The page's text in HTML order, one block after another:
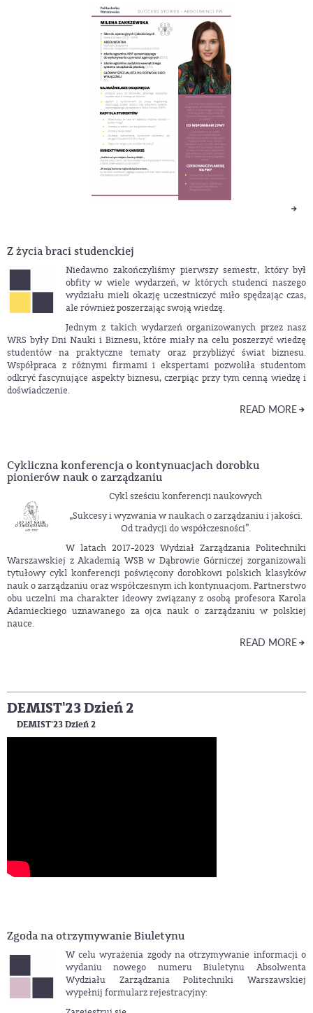
Z życia braci studenckiej
Niedawno zakończyliśmy pierwszy semestr, który był
obfity w wiele wydarzeń, w których studenci naszego
wydziału mieli okazję uczestniczyć miło spędzając czas,
ale również poszerzając swoją wiedzę.
Jednym z takich wydarzeń organizowanych przez nasz
WRS były Dni Nauki i Biznesu, które miały na celu poszerzyć wiedzę
studentów na praktyczne tematy oraz przybliżyć świat biznesu.
Współpraca z różnymi firmami i ekspertami pozwoliła studentom
odkryć fascynujące aspekty biznesu, czerpiąc przy tym cenną wiedzę i
doświadczenie.
READ MORE
Cykliczna konferencja o kontynuacjach dorobku
pionierów nauk o zarządzaniu
Cykl sześciu konferencji naukowych
„Sukcesy i wyzwania w naukach o zarządzaniu i jakości.
Od tradycji do współczesności”.
W latach 2017-2023 Wydział Zarządzania Politechniki
Warszawskiej z Akademią WSB w Dąbrowie Górniczej zorganizowali
tytułowy cykl konferencji poświęcony dorobkowi polskich klasyków
nauk o zarządzaniu oraz współczesnym ich kontynuacjom. Partnerstwo
obu uczelni ma charakter ideowy związany z osobą profesora Karola
Adamieckiego uznawanego za ojca nauk o zarządzaniu w polskiej
nauce.
READ MORE
DEMIST'23 Dzień 2
DEMIST'23 Dzień 2
Zgoda na otrzymywanie Biuletynu
W celu wyrażenia zgody na otrzymywanie informacji o
wydaniu nowego numeru Biuletynu Absolwenta
Wydziału Zarządzania Politechniki Warszawskiej
wypełnij formularz rejestracyjny: